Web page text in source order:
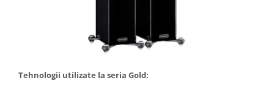
Tehnologii utilizate la seria Gold: